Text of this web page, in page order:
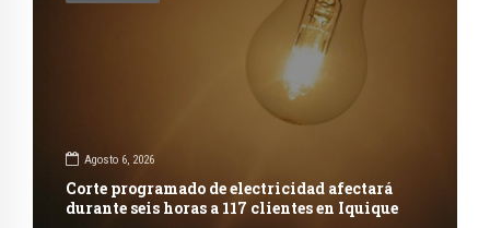
Agosto 6, 2026
Corte programado de electricidad afectará
durante seis horas a 117 clientes en Iquique